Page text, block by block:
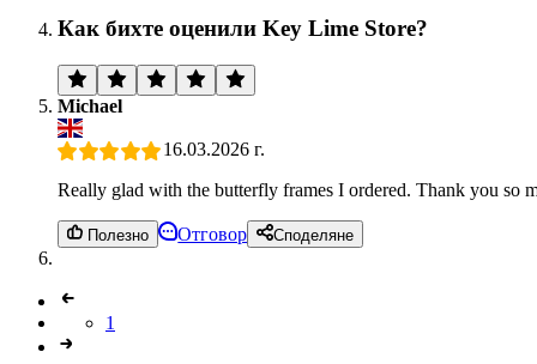
Как бихте оценили Key Lime Store?
Michael
16.03.2026 г.
Really glad with the butterfly frames I ordered. Thank you so
Полезно Отговор Споделяне
1